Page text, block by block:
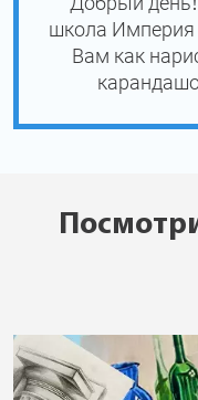
школа Империя
Вам как